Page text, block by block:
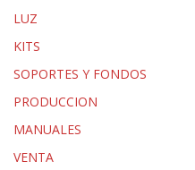
LUZ
KITS
SOPORTES Y FONDOS
PRODUCCION
MANUALES
VENTA